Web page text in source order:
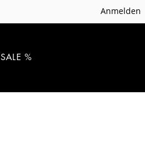
Anmelden
SALE %